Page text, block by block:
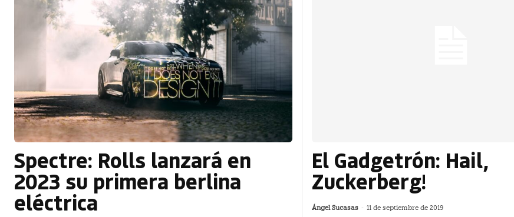
Spectre: Rolls lanzará en
2023 su primera berlina
eléctrica
El Gadgetrón: Hail,
Zuckerberg!
Ángel Sucasas - 11 de septiembre de 2019